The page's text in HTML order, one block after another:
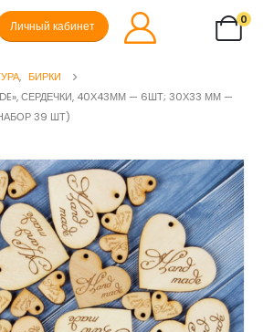
Личный кабинет
0
, БИРКИ
СЕРДЕЧКИ, 40Х43ММ — 6ШТ; 30Х33 ММ —
39 ШТ)